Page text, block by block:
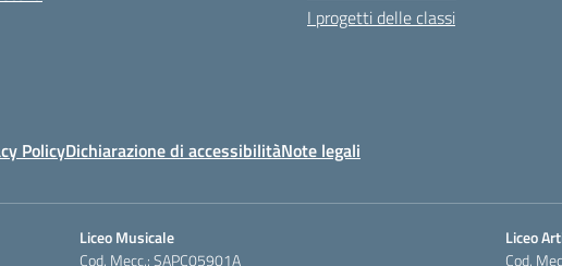
I progetti delle classi
PolicyDichiarazione di accessibilitàNote legali
Liceo Musicale
Cod. Mecc.: SAPC05901A
Liceo
Cod.